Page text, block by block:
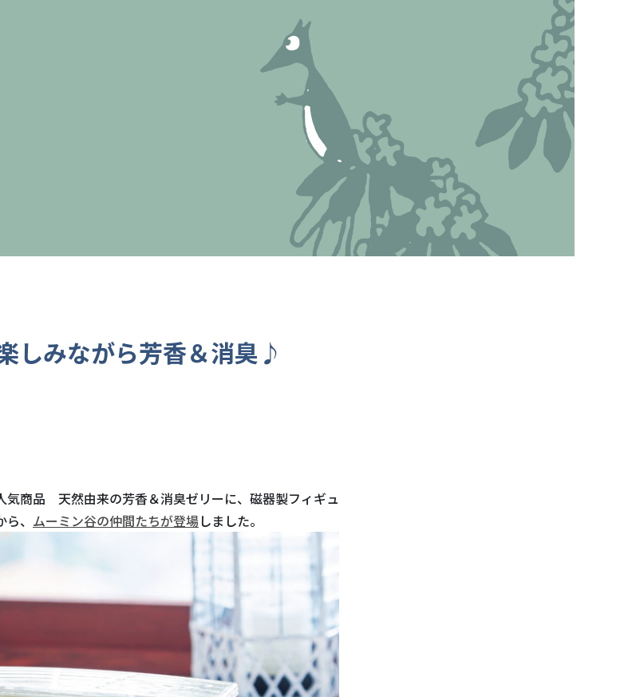
しみながら芳香＆消臭♪
気商品 天然由来の芳香＆消臭ゼリーに、磁器製フィギュ
、 ムーミン谷の仲間たちが登場 しました。